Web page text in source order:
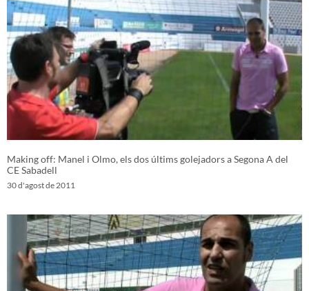
Making off: Manel i Olmo, els dos últims golejadors a Segona A del
CE Sabadell
30 d'agost de 2011